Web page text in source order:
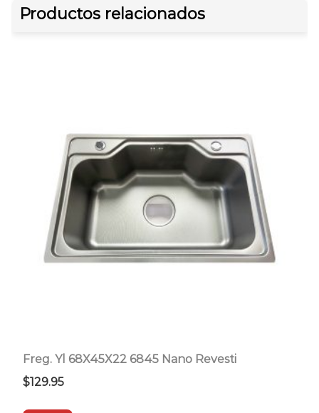
Productos relacionados
Freg. Yl 68X45X22 6845 Nano Revesti
$129.95